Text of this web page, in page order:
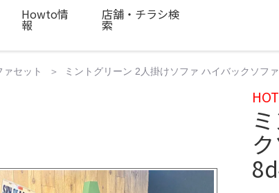
Howto情
報
店舗・チラシ検
索
ァセット ミントグリーン 2人掛けソファ ハイバックソフ